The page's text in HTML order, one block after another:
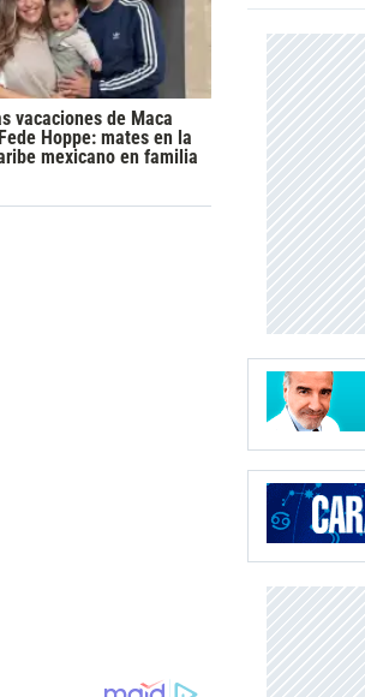
vacaciones de Maca
Hoppe: mates en la
mexicano en familia